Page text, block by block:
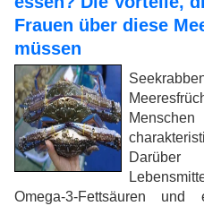
Frauen über diese
müssen
Omega-3-Fettsäuren und